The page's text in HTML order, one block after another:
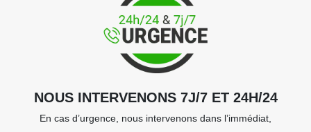
NOUS INTERVENONS 7J/7 ET 24H/24
En cas d’urgence, nous intervenons dans l’immédiat,